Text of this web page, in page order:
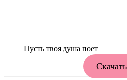
Пусть твоя душа поет
Скачать